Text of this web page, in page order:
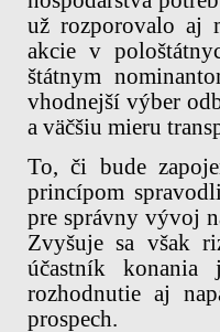
už rozporovalo aj
akcie v
štátnym
vhodnejší výber
a väčšiu mieru
To, či bude
princípom
pre správny vývoj
Zvyšuje sa však
účastník konania
rozhodnutie aj
prospech.